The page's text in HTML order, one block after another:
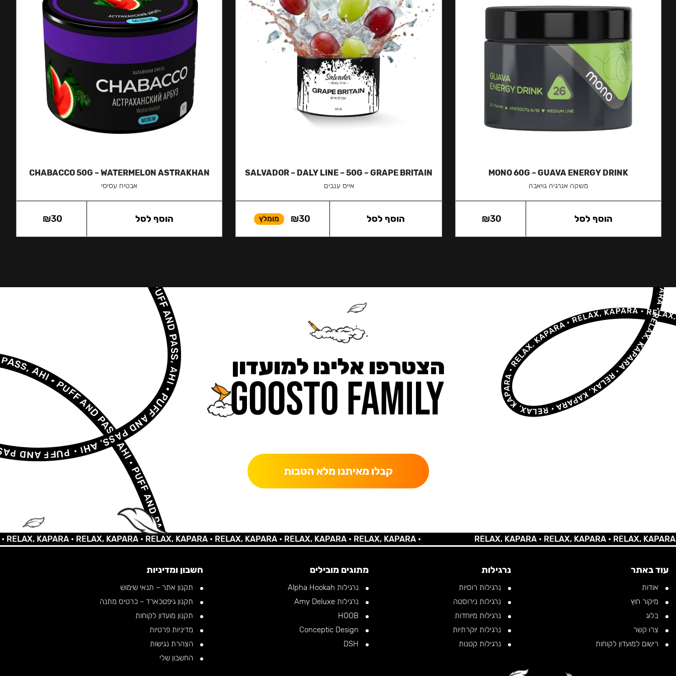
MONO 60G – GUAVA ENERGY DRINK
משקה אנרגיה גויאבה
₪30 הוסף לסל
SALVADOR – DALY LINE – 50G – GRAPE BRITAIN
אייס ענבים
₪30 מומלץ הוסף לסל
CHABACCO 50G – WATERMELON ASTRAKHAN
אבטיח עסיסי
₪30 הוסף לסל
הצטרפו אלינו למועדון
קבלו מאיתנו מלא הטבות
KAPARA •RELAX, KAPARA •RELAX, KAPARA •RELAX, KAPARA •RELAX, KAPARA •RELAX, KAPARA • RELAX, KAPARA •RELAX, KAPARA •RELAX, KAPARA •
עוד באתר
אודות
מיקור חוץ
בלוג
צרו קשר
רישום למועדון לקוחות
נרגילות
נרגילות רוסיות
נרגילות נירוסטה
נרגילות מיוחדות
נרגילות יוקרתיות
נרגילות קטנות
מתוגים מובילים
נרגילות Alpha Hookah
נרגילות Amy Deluxe
חשבון ומדיניות
תקנון אתר – תנאי שימוש
תקנון גיפטכארד – כרטיס מתנה
תקנון מועדון לקוחות
מדיניות פרטיות
הצהרת נגישות
החשבון שלי